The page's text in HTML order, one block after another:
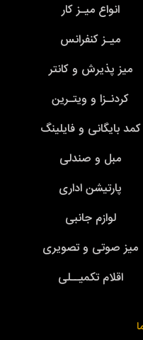
انواع میـز کار
میـز کنفرانس
میز پذیرش و کانتر
کردنـزا و ویتـرین
کمد بایگانی و فایلینگ
مبل و صندلی
پارتیشن اداری
لوازم جانبی
میز صوتی و تصویری
اقلام تکمیــلی